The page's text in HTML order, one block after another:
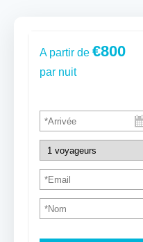
A partir de €800
par nuit